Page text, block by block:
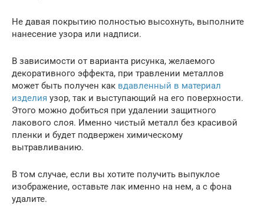
Не давая покрытию полностью высохнуть, выполните
нанесение узора или надписи.
В зависимости от варианта рисунка, желаемого
декоративного эффекта, при травлении металлов
может быть получен как вдавленный в материал
изделия узор, так и выступающий на его поверхности.
Этого можно добиться при удалении защитного
лакового слоя. Именно чистый металл без красивой
пленки и будет подвержен химическому
вытравливанию.
В том случае, если вы хотите получить выпуклое
изображение, оставьте лак именно на нем, а с фона
удалите.